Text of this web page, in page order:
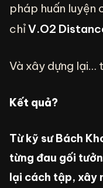
pháp huấn luyện
chỉV.O2
Và xây dựng lại…
Kết quả?
Từ kỹ sư Bách
từng đau gối
lại cách tập, xây